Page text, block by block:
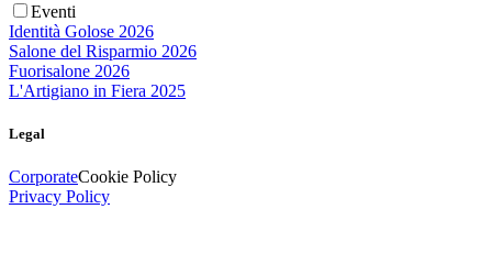
Eventi
Identità Golose 2026
Salone del Risparmio 2026
Fuorisalone 2026
L'Artigiano in Fiera 2025
Legal
CorporateCookie Policy
Privacy Policy